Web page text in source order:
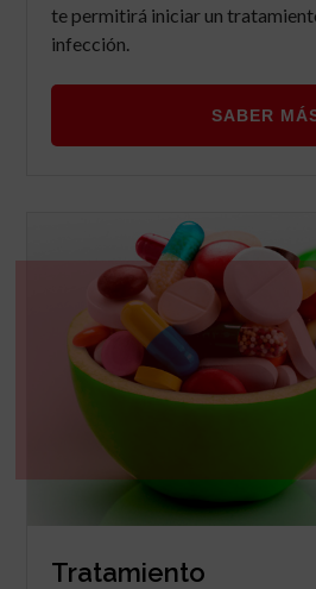
te permitirá iniciar un
infección.
SABER
Tratamiento